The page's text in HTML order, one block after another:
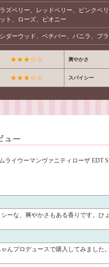
ラズベリー、レッドベリー、ピンクベ
ット、ローズ、ピオニー
シダーウッド、ベチバー、バニラ、プ
★★★☆☆ 爽やかさ
★★★☆☆ スパイシー
ライウーマンヴァニティローザ EDT
ーな、爽やかさもある香りです。ひ
んプロデュースで購入してみました